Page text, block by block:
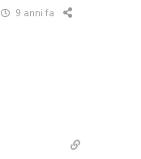
9 anni fa